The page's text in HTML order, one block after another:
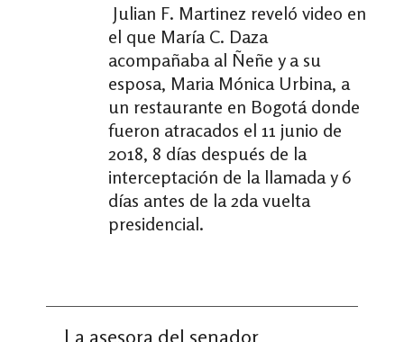
Julian F. Martinez reveló video en
el que María C. Daza
acompañaba al Ñeñe y a su
esposa, Maria Mónica Urbina, a
un restaurante en Bogotá donde
fueron atracados el 11 junio de
2018, 8 días después de la
interceptación de la llamada y 6
días antes de la 2da vuelta
presidencial.
La asesora del senador